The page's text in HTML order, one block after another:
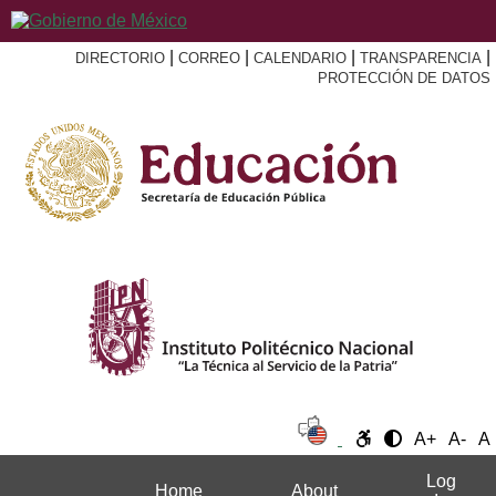
DIRECTORIO CORREO CALENDARIO TRANSPARENCIA
PROTECCIÓN DE DATOS
A+ A- A
Home About
Log